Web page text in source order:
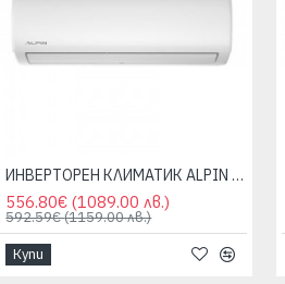
ИНВЕРТОРЕН КЛИМАТИК ALPIN ASW-25ETE, ELITE, 9000 BTU, WIFI
556.80€(1089.00 лв.)
592.59€(1159.00 лв.)
Купи